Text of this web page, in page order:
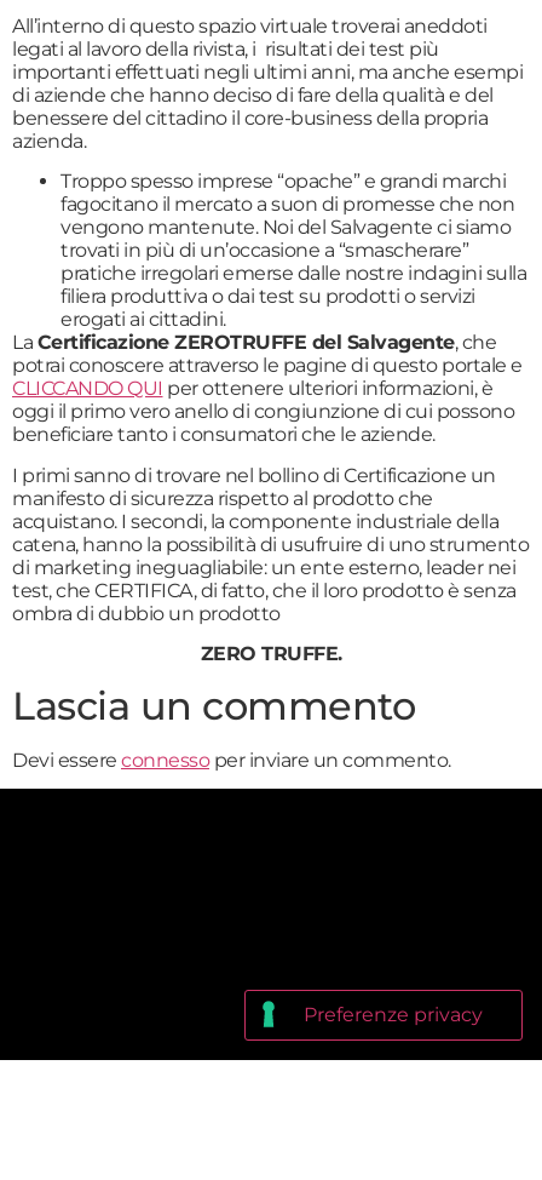
All’interno di questo spazio virtuale troverai aneddoti
legati al lavoro della rivista, i risultati dei test più
importanti effettuati negli ultimi anni, ma anche esempi
di aziende che hanno deciso di fare della qualità e del
benessere del cittadino il core-business della propria
azienda.
Troppo spesso imprese “opache” e grandi marchi
fagocitano il mercato a suon di promesse che non
vengono mantenute. Noi del Salvagente ci siamo
trovati in più di un’occasione a “smascherare”
pratiche irregolari emerse dalle nostre indagini sulla
filiera produttiva o dai test su prodotti o servizi
erogati ai cittadini.
La Certificazione ZEROTRUFFE del Salvagente, che
potrai conoscere attraverso le pagine di questo portale e
CLICCANDO QUI per ottenere ulteriori informazioni, è
oggi il primo vero anello di congiunzione di cui possono
beneficiare tanto i consumatori che le aziende.
I primi sanno di trovare nel bollino di Certificazione un
manifesto di sicurezza rispetto al prodotto che
acquistano. I secondi, la componente industriale della
catena, hanno la possibilità di usufruire di uno strumento
di marketing ineguagliabile: un ente esterno, leader nei
test, che CERTIFICA, di fatto, che il loro prodotto è senza
ombra di dubbio un prodotto
ZERO TRUFFE.
Lascia un commento
Devi essere connessoper inviare un commento.